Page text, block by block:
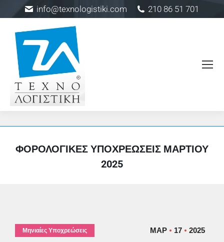
info@texnologistiki.com 210 86 51 701
ΦΟΡΟΛΟΓΙΚΕΣ ΥΠΟΧΡΕΩΣΕΙΣ ΜΑΡΤΙΟΥ
2025
ΜΑΡ 17 2025
Μηνιαίες Υποχρεώσεις